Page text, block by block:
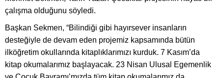
çalışma olduğunu söyledi.
Başkan Sekmen, “Bilindiği gibi hayırsever insanların
desteğiyle de devam eden projemiz kapsamında bütün
ilköğretim okullarında kitaplıklarımızı kurduk. 7 Kasım’da
kitap okumalarımız başlayacak. 23 Nisan Ulusal Egemenlik